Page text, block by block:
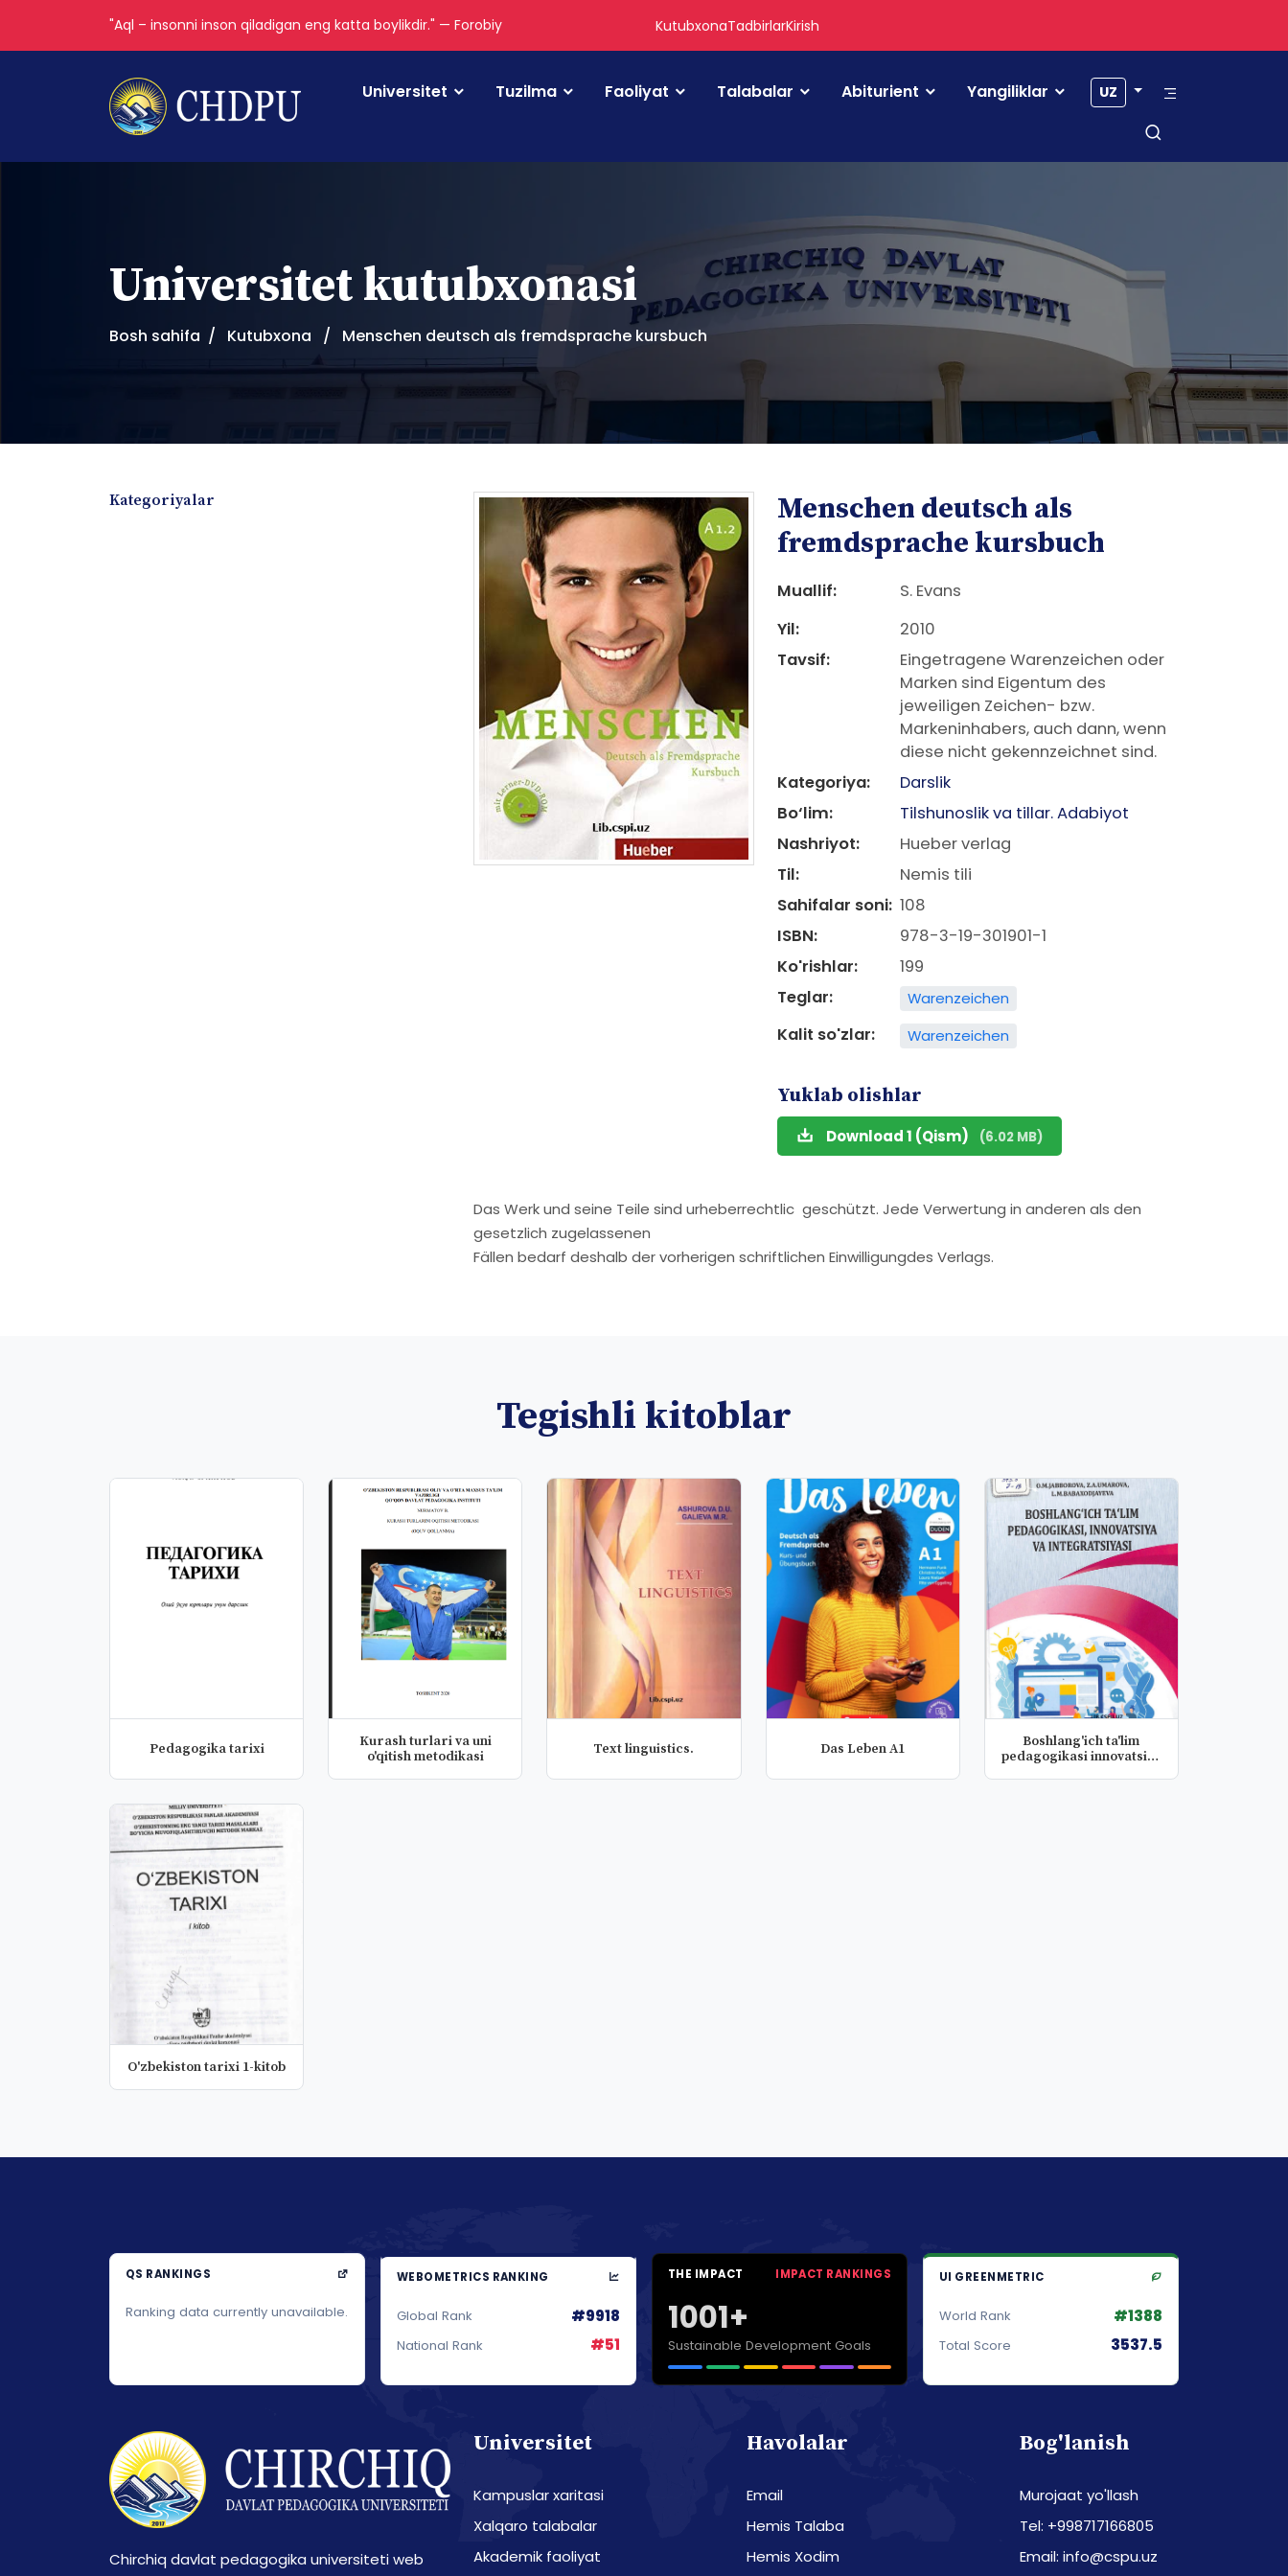
"Aql – insonni inson qiladigan eng katta boylikdir." — Forobiy KutubxonaTadbirlarKirish
Universitet Tuzilma Faoliyat Talabalar Abiturient Yangiliklar UZ
Universitet kutubxonasi
Bosh sahifa Kutubxona Menschen deutsch als fremdsprache kursbuch
Kategoriyalar
Menschen deutsch als
fremdsprache kursbuch
Muallif:
S. Evans
Yil:
2010
Tavsif:
Eingetragene Warenzeichen oder
Marken sind Eigentum des
jeweiligen Zeichen- bzw.
Markeninhabers, auch dann, wenn
diese nicht gekennzeichnet sind.
Kategoriya:
Darslik
Bo‘lim:
Tilshunoslik va tillar. Adabiyot
Nashriyot:
Hueber verlag
Til:
Nemis tili
Sahifalar soni: 108
ISBN:
978-3-19-301901-1
Ko'rishlar:
199
Teglar:
Warenzeichen
Kalit so'zlar: Warenzeichen
Yuklab olishlar
Download 1 (Qism) (6.02 MB)
Das Werk und seine Teile sind urheberrechtlic geschützt. Jede Verwertung in anderen als den
gesetzlich zugelassenen
Fällen bedarf deshalb der vorherigen schriftlichen Einwilligungdes Verlags.
Tegishli kitoblar
Pedagogika tarixi
Kurash turlari va uni
o'qitish metodikasi
Text linguistics. Das Leben A1
Boshlang'ich ta'lim
pedagogikasi innovatsiya
O'zbekiston tarixi 1-kitob
QS RANKINGS
Ranking data currently unavailable.
WEBOMETRICS RANKING
Global Rank #9918
National Rank #51
THE IMPACT IMPACT RANKINGS
1001+
Sustainable Development Goals
UI GREENMETRIC
World Rank #1388
Total Score 3537.5
Chirchiq davlat pedagogika universiteti web
Universitet
Kampuslar xaritasi
Xalqaro talabalar
Akademik faoliyat
Havolalar
Email
Hemis Talaba
Hemis Xodim
Bog'lanish
Murojaat yo'llash
Tel: +998717166805
Email: info@cspu.uz